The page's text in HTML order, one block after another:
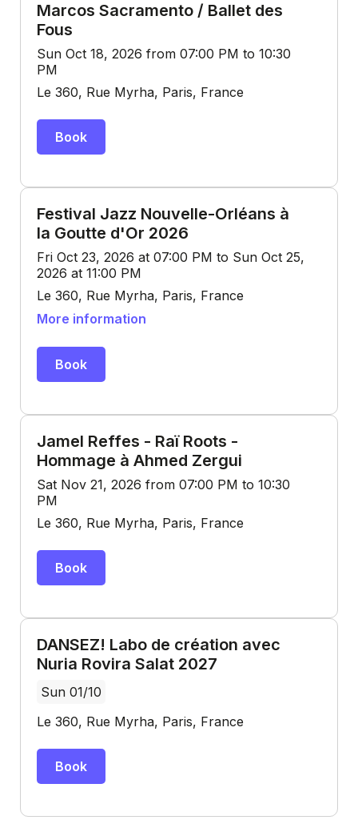
Marcos Sacramento / Ballet des
Fous
Sun Oct 18, 2026 from 07:00 PM to 10:30
PM
Le 360, Rue Myrha, Paris, France
Book
Festival Jazz Nouvelle-Orléans à
la Goutte d'Or 2026
Fri Oct 23, 2026 at 07:00 PM to Sun Oct 25,
2026 at 11:00 PM
Le 360, Rue Myrha, Paris, France
More information
Book
Jamel Reffes - Raï Roots -
Hommage à Ahmed Zergui
Sat Nov 21, 2026 from 07:00 PM to 10:30
PM
Le 360, Rue Myrha, Paris, France
Book
DANSEZ! Labo de création avec
Nuria Rovira Salat 2027
Sun 01/10
Le 360, Rue Myrha, Paris, France
Book